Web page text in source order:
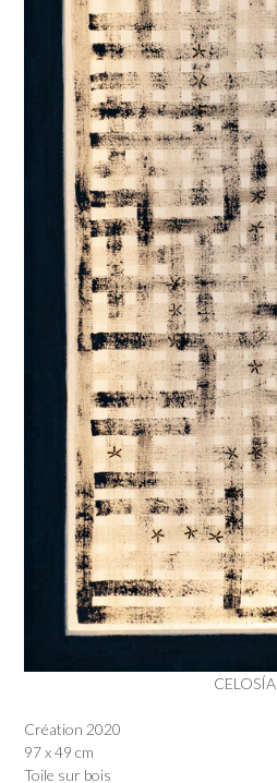
CELOSÍA
Création 2020
97 x 49 cm
Toile sur bois